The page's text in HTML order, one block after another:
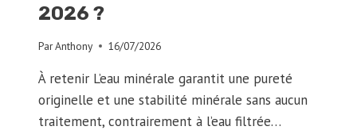
2026 ?
ParAnthony 16/07/2026
À retenir L’eau minérale garantit une pureté
originelle et une stabilité minérale sans aucun
traitement, contrairement à l’eau filtrée…